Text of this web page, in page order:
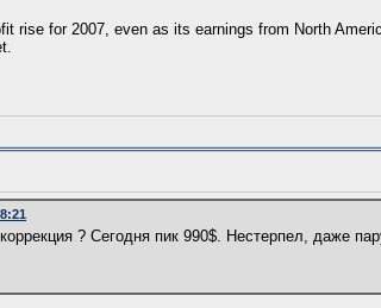
rise for 2007, even as its earnings from North
? Сегодня пик 990$. Нестерпел, даже